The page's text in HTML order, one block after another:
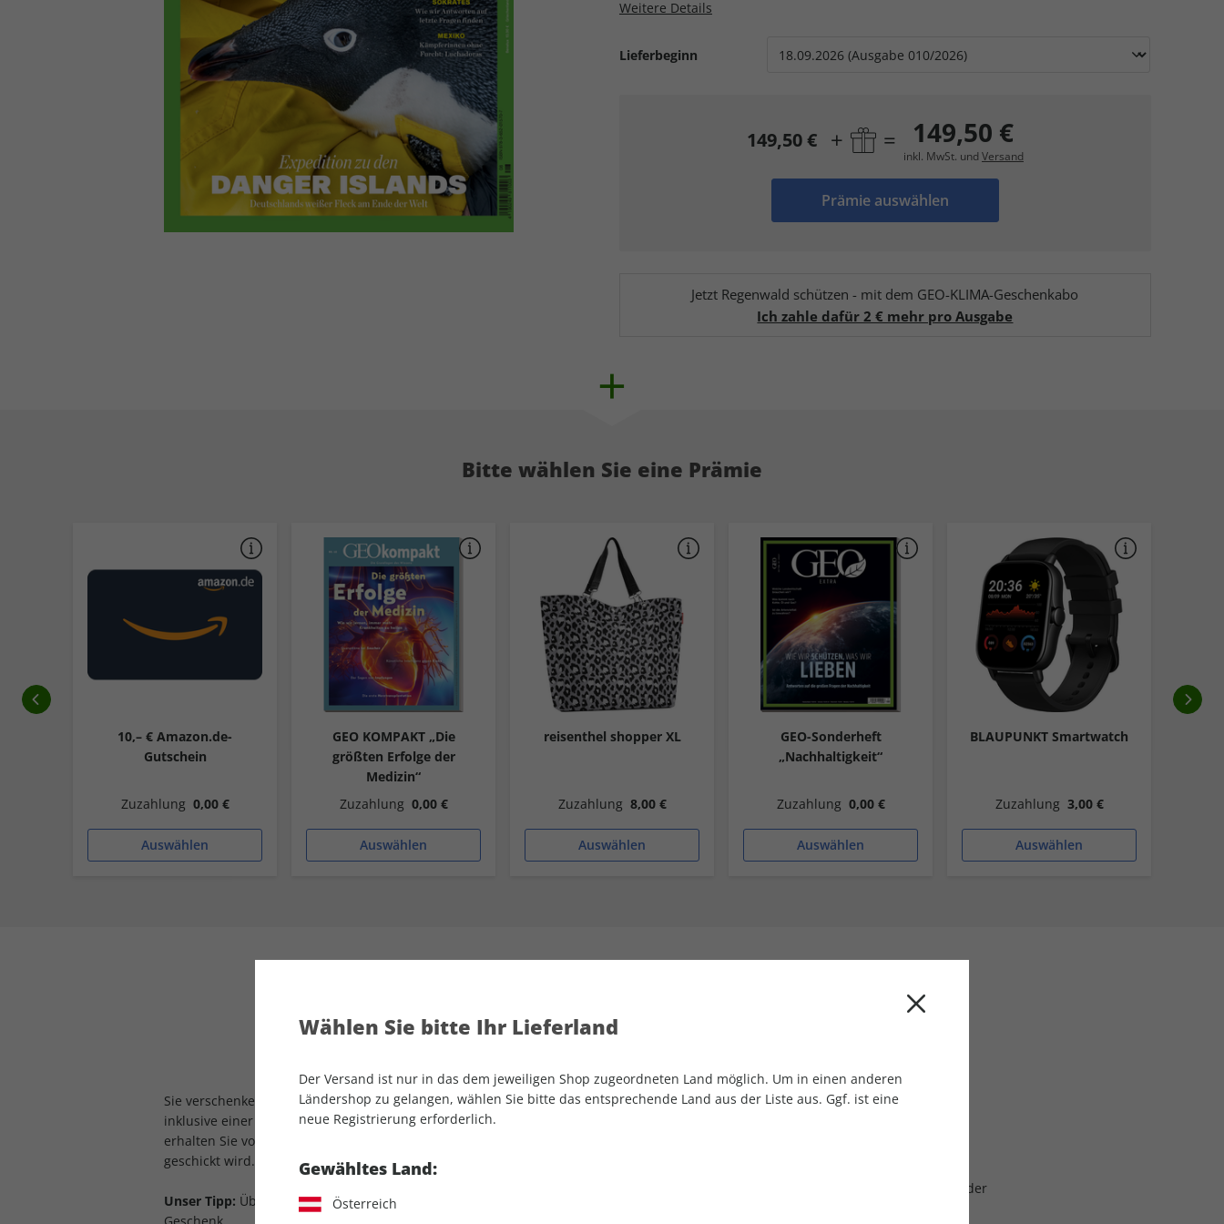
Weitere Details
Lieferbeginn
149,50 € + = 149,50 €
inkl. MwSt. und Versand
Prämie auswählen
Jetzt Regenwald schützen - mit dem GEO-KLIMA-Geschenkabo
Ich zahle dafür 2 € mehr pro Ausgabe
Bitte wählen Sie eine Prämie
10,– € Amazon.de-
Gutschein
Zuzahlung 0,00 €
Auswählen
GEO KOMPAKT „Die
größten Erfolge der
Medizin“
Zuzahlung 0,00 €
Auswählen
reisenthel shopper XL
Zuzahlung 8,00 €
Auswählen
GEO-Sonderheft
„Nachhaltigkeit“
Zuzahlung 0,00 €
Auswählen
BLAUPUNKT Smartwatch
Zuzahlung 3,00 €
Auswählen
Mit Abo-Vorteilspreis Gratis Versand
Sie verschenken ein Jahr GEO als Print-Magazin im Vorteilsabo
inklusive einer Sonderausgabe GEO Perspektive. Als Dankeschön
erhalten Sie von uns eine Prämie, die an Ihre Rechnungsadresse
geschickt wird.
Unser Tipp: Überreichen Sie die Prämie nach Erhalt zusätzlich als
Erscheinungsweise
monatlich
Ein Monat, erstmals zum Ablauf der
Wählen Sie bitte Ihr Lieferland
Der Versand ist nur in das dem jeweiligen Shop zugeordneten Land möglich. Um in einen anderen
Ländershop zu gelangen, wählen Sie bitte das entsprechende Land aus der Liste aus. Ggf. ist eine
neue Registrierung erforderlich.
Gewähltes Land:
Österreich